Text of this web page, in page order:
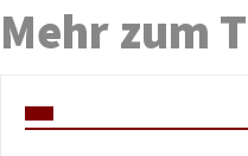
Mehr zum